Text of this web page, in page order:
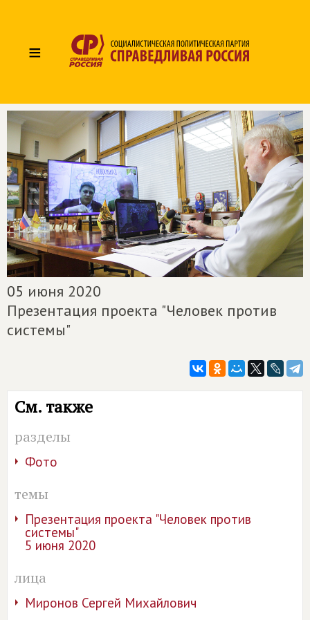
≡
05 июня 2020
Презентация проекта "Человек против
системы"
См. также
разделы
Фото
темы
Презентация проекта "Человек против
системы"
5 июня 2020
лица
Миронов Сергей Михайлович